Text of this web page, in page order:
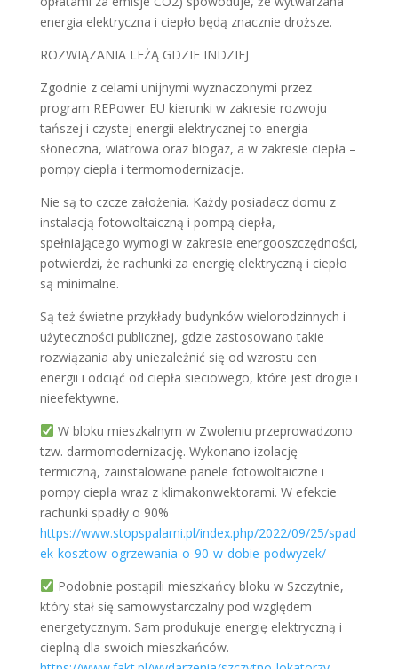
energia elektryczna i ciepło będą znacznie droższe.
ROZWIĄZANIA LEŻĄ GDZIE INDZIEJ
Zgodnie z celami unijnymi wyznaczonymi przez
program REPower EU kierunki w zakresie rozwoju
tańszej i czystej energii elektrycznej to energia
słoneczna, wiatrowa oraz biogaz, a w zakresie ciepła –
pompy ciepła i termomodernizacje.
Nie są to czcze założenia. Każdy posiadacz domu z
instalacją fotowoltaiczną i pompą ciepła,
spełniającego wymogi w zakresie energooszczędności,
potwierdzi, że rachunki za energię elektryczną i ciepło
są minimalne.
Są też świetne przykłady budynków wielorodzinnych i
użyteczności publicznej, gdzie zastosowano takie
rozwiązania aby uniezależnić się od wzrostu cen
energii i odciąć od ciepła sieciowego, które jest drogie i
nieefektywne.
W bloku mieszkalnym w Zwoleniu przeprowadzono
tzw. darmomodernizację. Wykonano izolację
termiczną, zainstalowane panele fotowoltaiczne i
pompy ciepła wraz z klimakonwektorami. W efekcie
rachunki spadły o 90%
https://www.stopspalarni.pl/index.php/2022/09/25/spad
ek-kosztow-ogrzewania-o-90-w-dobie-podwyzek/
Podobnie postąpili mieszkańcy bloku w Szczytnie,
który stał się samowystarczalny pod względem
energetycznym. Sam produkuje energię elektryczną i
cieplną dla swoich mieszkańców.